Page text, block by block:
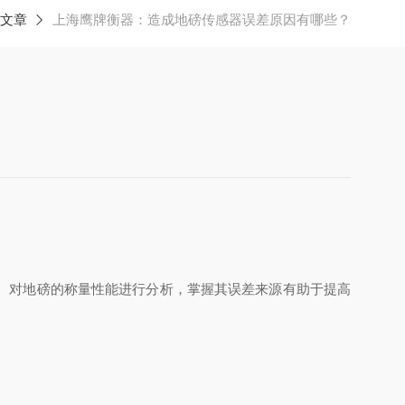
章 上海鹰牌衡器：造成地磅传感器误差原因有哪些？
地磅的称量性能进行分析，掌握其误差来源有助于提高